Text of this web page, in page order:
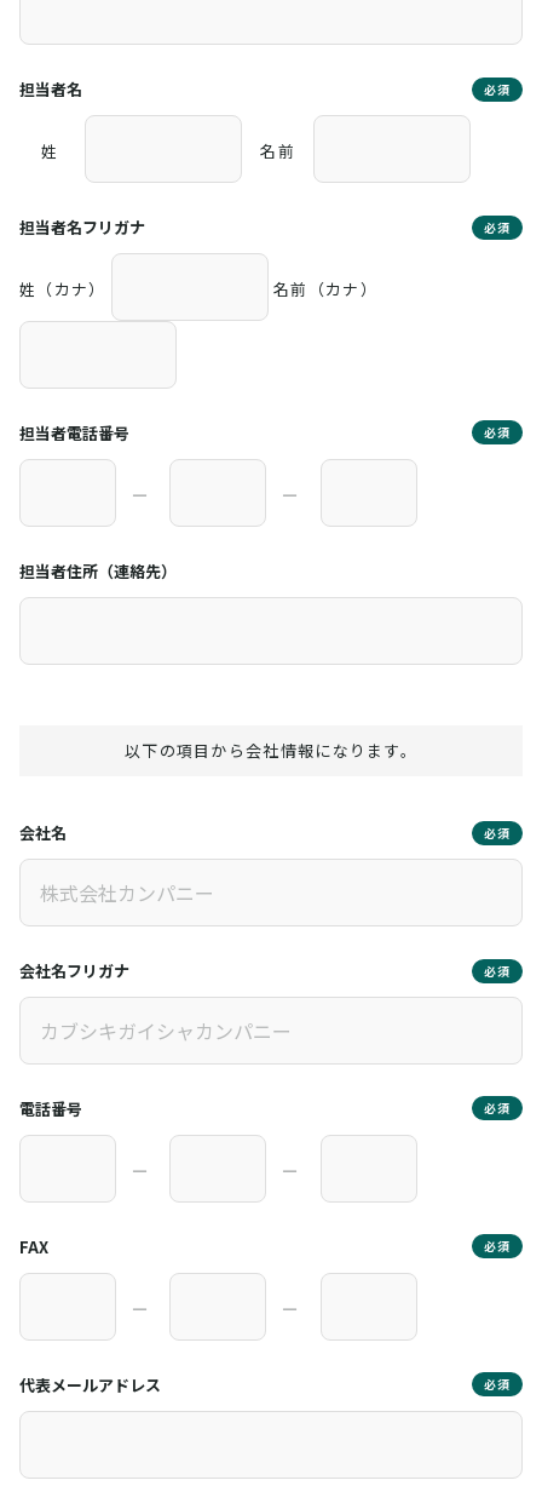
担当者名 必須
姓 名前
担当者名フリガナ 必須
姓（カナ） 名前（カナ）
担当者電話番号 必須
― ―
担当者住所（連絡先）
以下の項目から会社情報になります。
会社名 必須
会社名フリガナ 必須
電話番号 必須
― ―
FAX 必須
― ―
代表メールアドレス 必須